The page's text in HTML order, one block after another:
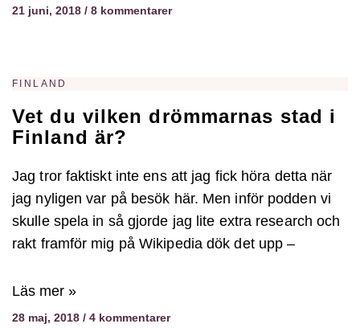
21 juni, 2018 8 kommentarer
FINLAND
Vet du vilken drömmarnas stad i
Finland är?
Jag tror faktiskt inte ens att jag fick höra detta när
jag nyligen var på besök här. Men inför podden vi
skulle spela in så gjorde jag lite extra research och
rakt framför mig på Wikipedia dök det upp –
Läs mer »
28 maj, 2018 4 kommentarer